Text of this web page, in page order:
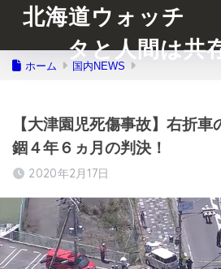
北海道ウォッチ
タと人間は共
ホーム 国内NEWS
【大津園児死傷事故】右折
錮４年６ヵ月の判決！
2020年2月17日